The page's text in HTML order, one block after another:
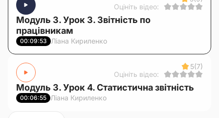
Оцініть відео:
Модуль 3. Урок 3. Звітність по
працівникам
00:09:53 Ліана Кириленко
5(7)
Оцініть відео:
Модуль 3. Урок 4. Статистична звітність
00:06:55 Ліана Кириленко